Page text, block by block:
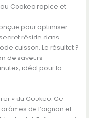
Cookeo rapide et
pour optimiser
réside dans
cuisson. Le résultat ?
de saveurs
idéal pour la
» du Cookeo. Ce
de l’oignon et